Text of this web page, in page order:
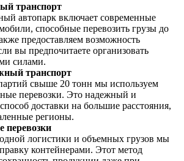
транспорт
автопарк включает современные
способные перевозить грузы до
предоставляем возможность
вы предпочитаете организовать
силами.
транспорт
свыше 20 тонн мы используем
перевозки. Это надежный и
доставки на большие расстояния,
регионы.
перевозки
логистики и объемных грузов мы
контейнерами. Этот метод